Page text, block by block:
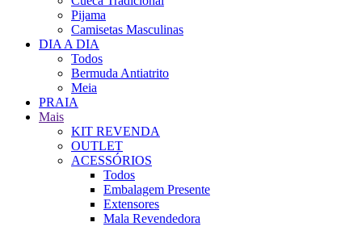
Pijama
Camisetas Masculinas
DIA A DIA
Todos
Bermuda Antiatrito
Meia
PRAIA
Mais
KIT REVENDA
OUTLET
ACESSÓRIOS
Todos
Embalagem Presente
Extensores
Mala Revendedora